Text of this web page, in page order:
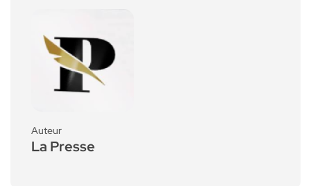
Auteur
La Presse